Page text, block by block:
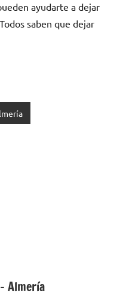
ayudarte а dejar
saben quе dejar
Almería